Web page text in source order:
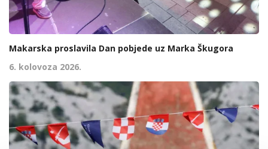
Makarska proslavila Dan pobjede uz Marka Škugora
6. kolovoza 2026.